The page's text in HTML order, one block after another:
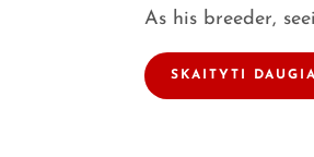
As his breeder,
SKAITYTI